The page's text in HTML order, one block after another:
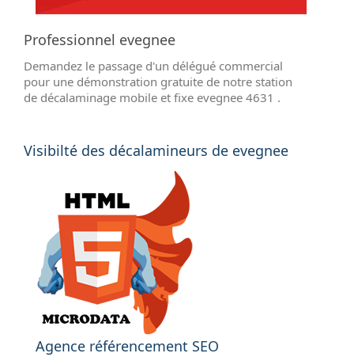
Professionnel evegnee
Demandez le passage d'un délégué commercial
pour une démonstration gratuite de notre station
de décalaminage mobile et fixe evegnee 4631 .
Visibilté des décalamineurs de evegnee
Agence référencement SEO